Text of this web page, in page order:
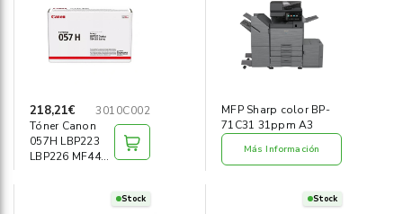
Informática
Mobiliario ›
Seguridad ›
218,21€
3010C002
Tóner Canon
057H LBP223
LBP226 MF443
MFP Sharp color BP-
71C31 31ppm A3
Más Información
Stock Stock